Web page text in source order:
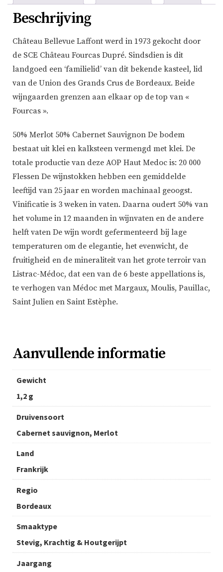
Beschrijving
Château Bellevue Laffont werd in 1973 gekocht door
de SCE Château Fourcas Dupré. Sindsdien is dit
landgoed een ‘familielid’ van dit bekende kasteel, lid
van de Union des Grands Crus de Bordeaux. Beide
wijngaarden grenzen aan elkaar op de top van «
Fourcas ».
50% Merlot 50% Cabernet Sauvignon De bodem
bestaat uit klei en kalksteen vermengd met klei. De
totale productie van deze AOP Haut Medoc is: 20 000
Flessen De wijnstokken hebben een gemiddelde
leeftijd van 25 jaar en worden machinaal geoogst.
Vinificatie is 3 weken in vaten. Daarna oudert 50% van
het volume in 12 maanden in wijnvaten en de andere
helft vaten De wijn wordt gefermenteerd bij lage
temperaturen om de elegantie, het evenwicht, de
fruitigheid en de mineraliteit van het grote terroir van
Listrac-Médoc, dat een van de 6 beste appellations is,
te verhogen van Médoc met Margaux, Moulis, Pauillac,
Saint Julien en Saint Estèphe.
Aanvullende informatie
Gewicht
1,2 g
Druivensoort
Cabernet sauvignon, Merlot
Land
Frankrijk
Regio
Bordeaux
Smaaktype
Stevig, Krachtig & Houtgerijpt
Jaargang